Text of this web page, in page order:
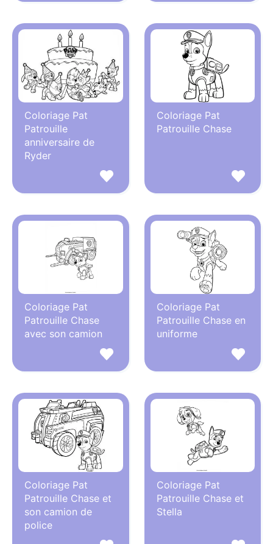
Coloriage Pat
Patrouille
anniversaire de
Ryder
Coloriage Pat
Patrouille Chase
Coloriage Pat
Patrouille Chase
avec son camion
Coloriage Pat
Patrouille Chase en
uniforme
Coloriage Pat
Patrouille Chase et
son camion de
police
Coloriage Pat
Patrouille Chase et
Stella